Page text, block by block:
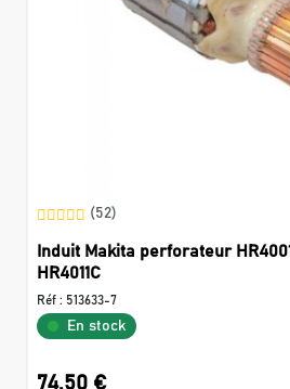
(52)
Induit Makita perforateur
HR4011C
Réf : 513633-7
En stock
74,50 €